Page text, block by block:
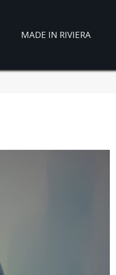
MADE IN RIVIERA